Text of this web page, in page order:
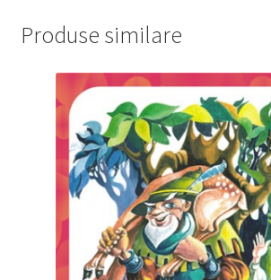
Produse similare